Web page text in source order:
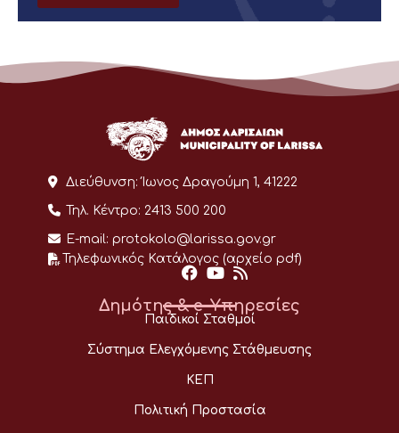
Διεύθυνση: Ίωνος Δραγούμη 1, 41222
Τηλ. Κέντρο: 2413 500 200
E-mail: protokolo@larissa.gov.gr
Τηλεφωνικός Κατάλογος (αρχείο pdf)
Δημότης & e-Υπηρεσίες
Παιδικοί Σταθμοί
Σύστημα Ελεγχόμενης Στάθμευσης
ΚΕΠ
Πολιτική Προστασία